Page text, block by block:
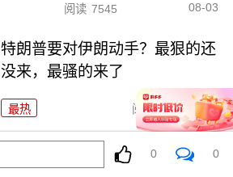
阅读 7545 08-03
特朗普要对伊朗动手？最狠的还
没来，最骚的来了
最热 阅读 6113
特朗普这狼来了连演十遍，伊
朗：你猜我信不信？
0 0